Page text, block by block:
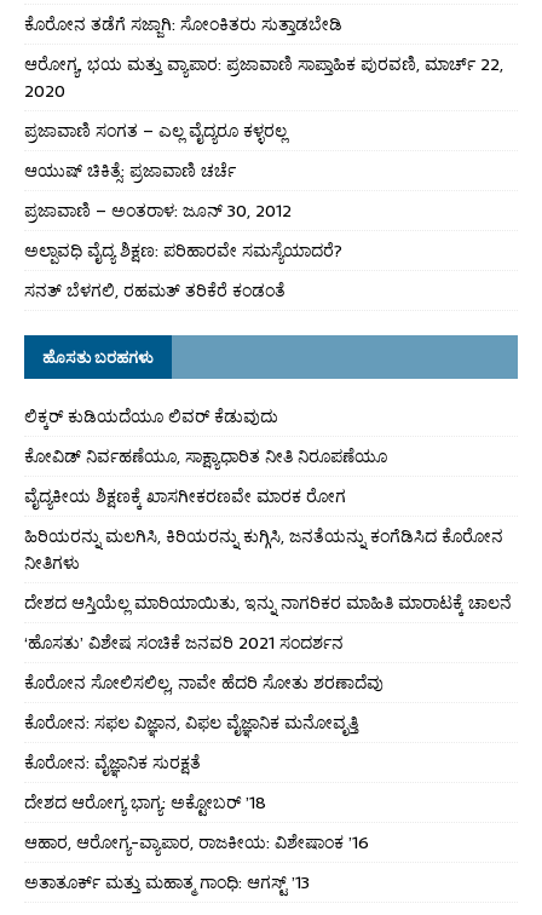
ಕೊರೋನ ತಡೆಗೆ ಸಜ್ಜಾಗಿ: ಸೋಂಕಿತರು ಸುತ್ತಾಡಬೇಡಿ
ಆರೋಗ್ಯ, ಭಯ ಮತ್ತು ವ್ಯಾಪಾರ: ಪ್ರಜಾವಾಣಿ ಸಾಪ್ತಾಹಿಕ ಪುರವಣಿ, ಮಾರ್ಚ್ 22,
2020
ಪ್ರಜಾವಾಣಿ ಸಂಗತ – ಎಲ್ಲ ವೈದ್ಯರೂ ಕಳ್ಳರಲ್ಲ
ಆಯುಷ್ ಚಿಕಿತ್ಸೆ: ಪ್ರಜಾವಾಣಿ ಚರ್ಚೆ
ಪ್ರಜಾವಾಣಿ – ಅಂತರಾಳ: ಜೂನ್ 30, 2012
ಅಲ್ಪಾವಧಿ ವೈದ್ಯ ಶಿಕ್ಷಣ: ಪರಿಹಾರವೇ ಸಮಸ್ಯೆಯಾದರೆ?
ಸನತ್ ಬೆಳಗಲಿ, ರಹಮತ್ ತರಿಕೆರೆ ಕಂಡಂತೆ
ಹೊಸತು ಬರಹಗಳು
ಲಿಕ್ಕರ್ ಕುಡಿಯದೆಯೂ ಲಿವರ್ ಕೆಡುವುದು
ಕೋವಿಡ್ ನಿರ್ವಹಣೆಯೂ, ಸಾಕ್ಷ್ಯಾಧಾರಿತ ನೀತಿ ನಿರೂಪಣೆಯೂ
ವೈದ್ಯಕೀಯ ಶಿಕ್ಷಣಕ್ಕೆ ಖಾಸಗೀಕರಣವೇ ಮಾರಕ ರೋಗ
ಹಿರಿಯರನ್ನು ಮಲಗಿಸಿ, ಕಿರಿಯರನ್ನು ಕುಗ್ಗಿಸಿ, ಜನತೆಯನ್ನು ಕಂಗೆಡಿಸಿದ ಕೊರೋನ
ನೀತಿಗಳು
ದೇಶದ ಆಸ್ತಿಯೆಲ್ಲ ಮಾರಿಯಾಯಿತು, ಇನ್ನು ನಾಗರಿಕರ ಮಾಹಿತಿ ಮಾರಾಟಕ್ಕೆ ಚಾಲನೆ
‘ಹೊಸತು’ ವಿಶೇಷ ಸಂಚಿಕೆ ಜನವರಿ 2021 ಸಂದರ್ಶನ
ಕೊರೋನ ಸೋಲಿಸಲಿಲ್ಲ, ನಾವೇ ಹೆದರಿ ಸೋತು ಶರಣಾದೆವು
ಕೊರೋನ: ಸಫಲ ವಿಜ್ಞಾನ, ವಿಫಲ ವೈಜ್ಞಾನಿಕ ಮನೋವೃತ್ತಿ
ಕೊರೋನ: ವೈಜ್ಞಾನಿಕ ಸುರಕ್ಷತೆ
ದೇಶದ ಆರೋಗ್ಯ ಭಾಗ್ಯ: ಅಕ್ಟೋಬರ್ ’18
ಆಹಾರ, ಆರೋಗ್ಯ-ವ್ಯಾಪಾರ, ರಾಜಕೀಯ: ವಿಶೇಷಾಂಕ ’16
ಅತಾತೂರ್ಕ್ ಮತ್ತು ಮಹಾತ್ಮ ಗಾಂಧಿ: ಆಗಸ್ಟ್ ’13